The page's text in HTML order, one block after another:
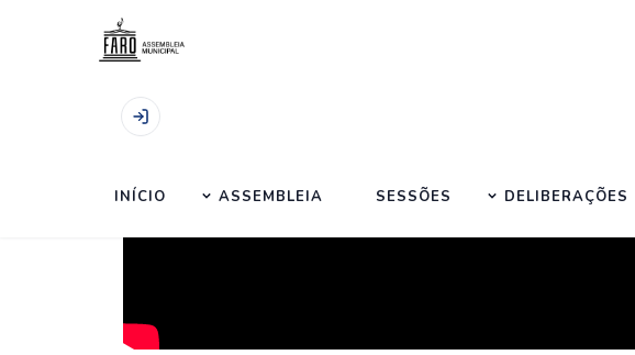
INÍCIO ASSEMBLEIA SESSÕES DELIBERAÇÕES
Início